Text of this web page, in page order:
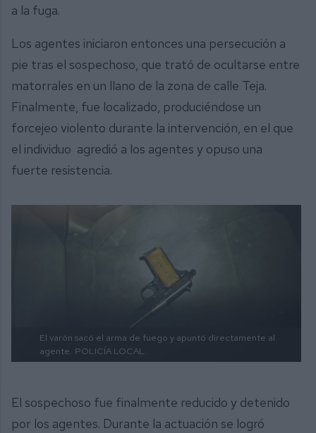
a la fuga.
Los agentes iniciaron entonces una persecución a
pie tras el sospechoso, que trató de ocultarse entre
matorrales en un llano de la zona de calle Teja.
Finalmente, fue localizado, produciéndose un
forcejeo violento durante la intervención, en el que
el individuo agredió a los agentes y opuso una
fuerte resistencia.
El varón sacó el arma de fuego y apuntó directamente al
agente. POLICÍA LOCAL.
El sospechoso fue finalmente reducido y detenido
por los agentes. Durante la actuación se logró